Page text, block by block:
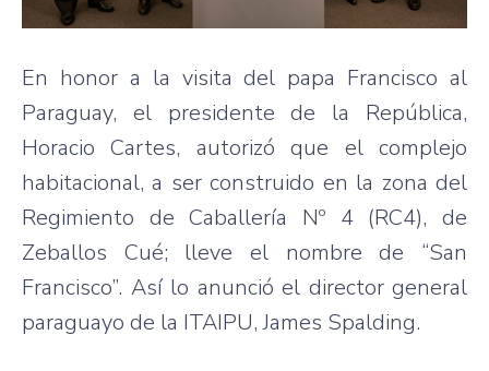
En honor a la visita del papa Francisco al
Paraguay, el presidente de la República,
Horacio Cartes, autorizó que el complejo
habitacional, a ser construido en la zona del
Regimiento de Caballería Nº 4 (RC4), de
Zeballos Cué; lleve el nombre de “San
Francisco”. Así lo anunció el director general
paraguayo de la ITAIPU, James Spalding.